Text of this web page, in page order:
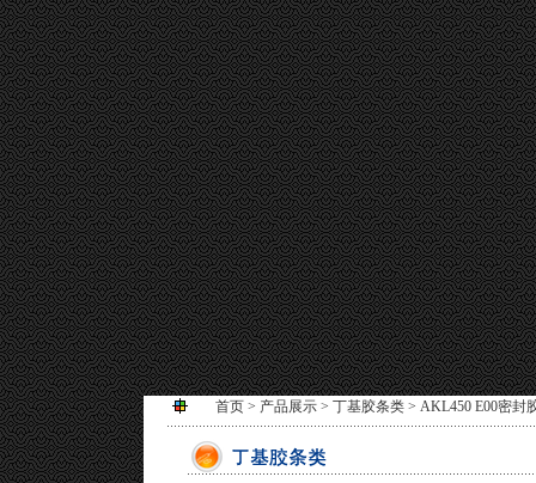
首页 > 产品展示 > 丁基胶条类 > AKL450 E00密封